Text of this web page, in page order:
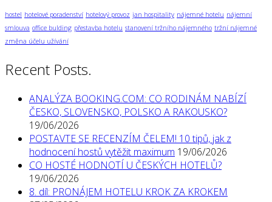
hostel hotelové poradenství hotelový provoz jan hospitality nájemné hotelu nájemní
smlouva office bulding přestavba hotelu stanovení tržního nájemného tržní nájemné
změna účelu užívání
Recent Posts.
ANALÝZA BOOKING.COM: CO RODINÁM NABÍZÍ
ČESKO, SLOVENSKO, POLSKO A RAKOUSKO?
19/06/2026
POSTAVTE SE RECENZÍM ČELEM! 10 tipů, jak z
hodnocení hostů vytěžit maximum 19/06/2026
CO HOSTÉ HODNOTÍ U ČESKÝCH HOTELŮ?
19/06/2026
8. díl: PRONÁJEM HOTELU KROK ZA KROKEM